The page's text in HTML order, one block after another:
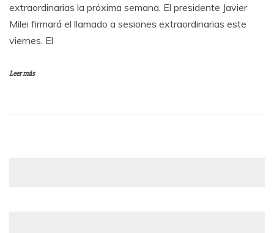
extraordinarias la próxima semana. El presidente Javier
Milei firmará el llamado a sesiones extraordinarias este
viernes. El
Leer más